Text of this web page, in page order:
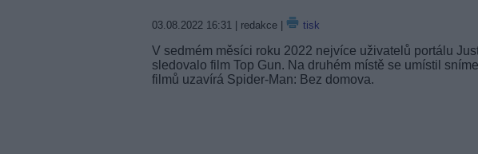
03.08.2022 16:31 | redakce | tisk
V sedmém měsíci roku 2022 nejvíce uživatelů portálu
sledovalo film Top Gun. Na druhém místě se umístil
filmů uzavírá Spider-Man: Bez domova.